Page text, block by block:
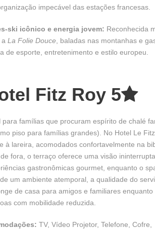
impecável das estações francesas.
ski icônico e energia jovem: Reconhecida
La Folie Douce , baladas nas montanhas e
de esporte, entretenimento e estilo europeu.
Fitz Roy 5
para famílias que procuram espírito de chalé
piso para famílias grandes). No Hotel Le
à lareira, acomodados confortavelmente na
fora, o terraço oferece uma visão
gastronômicas gourmet, enquanto o
um ambiente atemporal, a qualidade do
de casa para amigos e familiares
com mobilidade reduzida.
TV, Vídeo Projetor, Telefone,